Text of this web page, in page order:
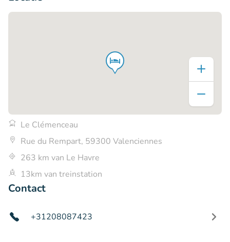
Le Clémenceau
Rue du Rempart, 59300 Valenciennes
263 km van Le Havre
13km van treinstation
Contact
+31208087423